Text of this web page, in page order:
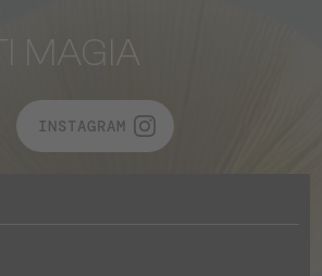
MAGIA
INSTAGRAM